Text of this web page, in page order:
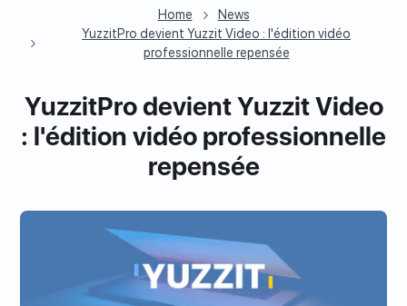
Home
News
YuzzitPro devient Yuzzit Video : l'édition vidéo
professionnelle repensée
YuzzitPro devient Yuzzit Video
: l'édition vidéo professionnelle
repensée